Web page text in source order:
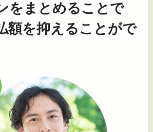
をまとめることで
額を抑えることがで